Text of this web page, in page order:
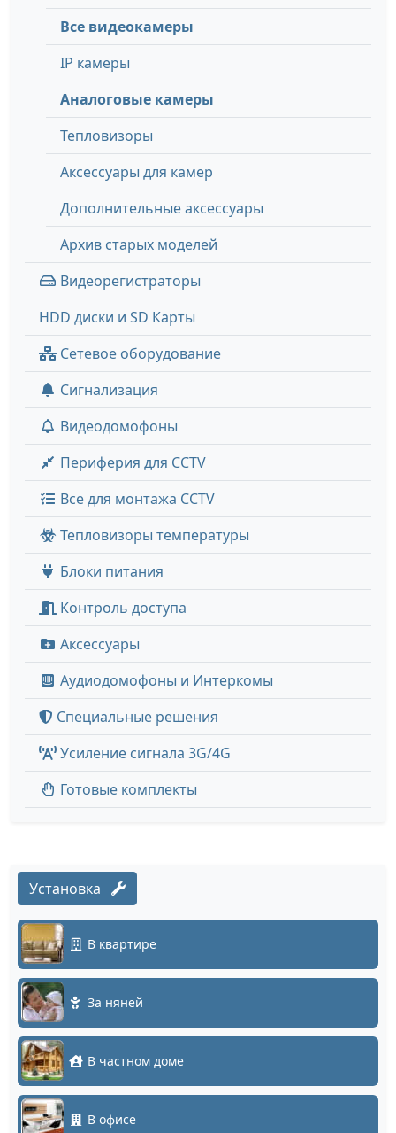
Все видеокамеры
IP камеры
Аналоговые камеры
Тепловизоры
Аксессуары для камер
Дополнительные аксессуары
Архив старых моделей
Видеорегистраторы
HDD диски и SD Карты
Сетевое оборудование
Сигнализация
Видеодомофоны
Периферия для CCTV
Все для монтажа CCTV
Тепловизоры температуры
Блоки питания
Контроль доступа
Аксессуары
Аудиодомофоны и Интеркомы
Специальные решения
Усиление сигнала 3G/4G
Готовые комплекты
Установка
В квартире
За няней
В частном доме
В офисе